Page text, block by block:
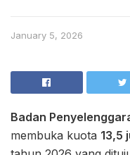
January 5, 2026
Badan
membuka kuota 13,5